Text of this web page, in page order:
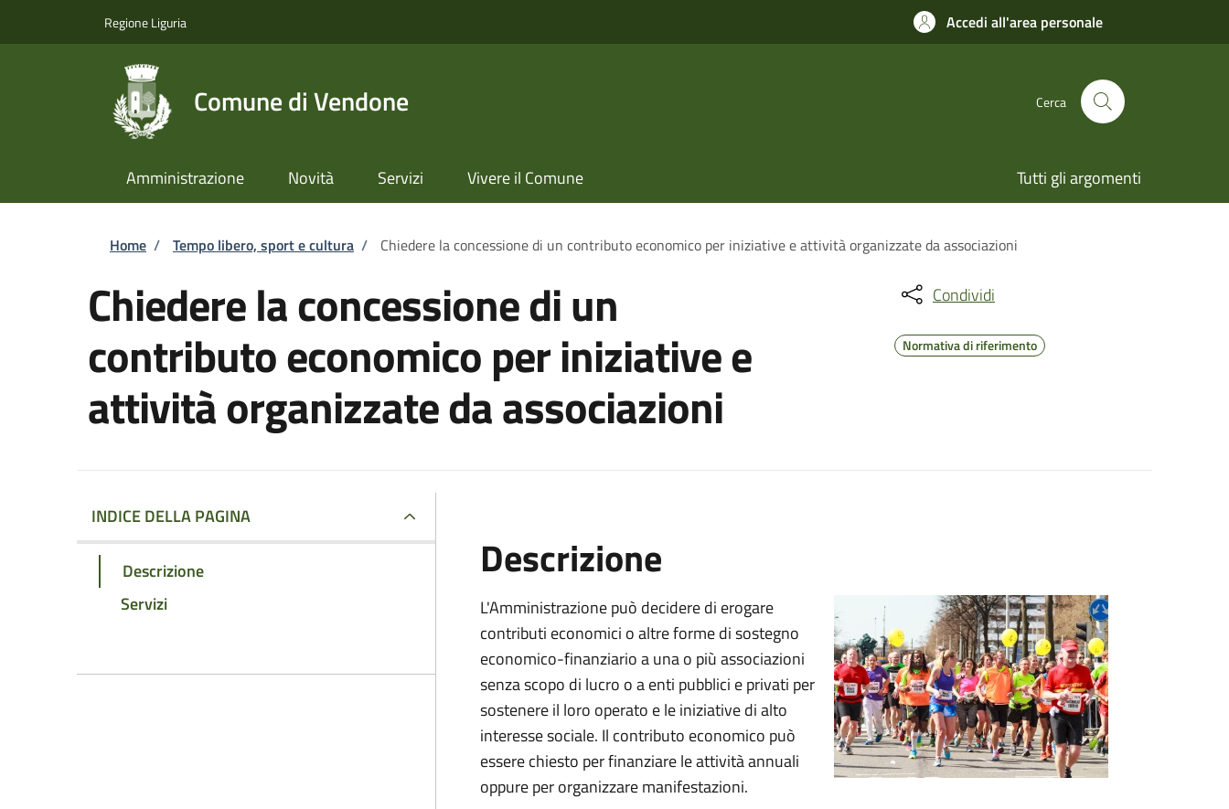
Regione Liguria Accedi all'area personale
Comune di Vendone Cerca
Amministrazione Novità Servizi Vivere il Comune Tutti gli argomenti
Briciole di pane
Home / Tempo libero, sport e cultura / Chiedere la concessione di un contributo economico per iniziative e attività organizzate da associazioni
Chiedere la concessione di un
contributo economico per iniziative e
attività organizzate da associazioni
Condividi
Normativa di riferimento
INDICE DELLA PAGINA
Descrizione
Servizi
Descrizione
L'Amministrazione può decidere di erogare
contributi economici o altre forme di sostegno
economico-finanziario a una o più associazioni
senza scopo di lucro o a enti pubblici e privati per
sostenere il loro operato e le iniziative di alto
interesse sociale. Il contributo economico può
essere chiesto per finanziare le attività annuali
oppure per organizzare manifestazioni.